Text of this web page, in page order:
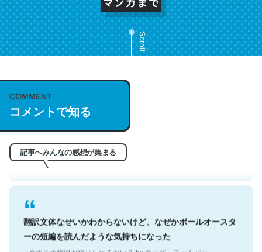
Scroll
COMMENT
コメントで知る
記事へみんなの感想が集まる
これは名文。彼はとてもクレバーなんだろうなと凄く思
う。英語少しでも読める人は原文もお勧め。自分はこの流
れ好き。Let’s Fucking Go. Then Covid hit. Shit.
─今のこの状況が信じられるかい？ by ラーズ・ヌートバー
翻訳文体なせいかわからないけど、なぜかポールオースタ
ーの短編を読んだような気持ちになった
─今のこの状況が信じられるかい？ by ラーズ・ヌートバー